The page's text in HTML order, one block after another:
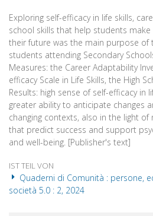
Exploring self-efficacy in life skills,
school skills that help students
their future was the main purpose of
students attending Secondary
Measures: the Career Adaptability
efficacy Scale in Life Skills, the High
Results: high sense of self-efficacy in
greater ability to anticipate changes
changing contexts, also in the light of
that predict success and support
and well-being. [Publisher's text]
IST TEIL VON
Quaderni di Comunità : persone,
società 5.0 : 2, 2024